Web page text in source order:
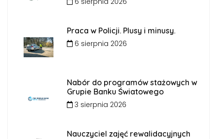
Praca w Policji. Plusy i minusy.
6 sierpnia 2026
Nabór do programów stażowych w
Grupie Banku Światowego
3 sierpnia 2026
Nauczyciel zajęć rewalidacyjnych